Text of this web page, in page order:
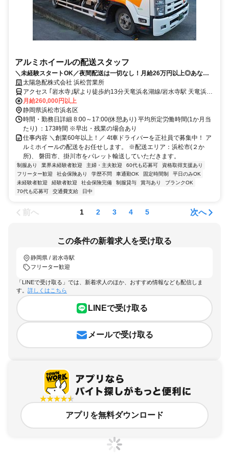
アルミホイールの配送スタッフ
＼未経験スタートOK／夜間配送は一切なし！月給26万円以上◎あなた
の挑戦を応援します！
太陽急配株式会社 浜松営業所
アクセス ｢岩水寺｣駅より徒歩約13分天竜浜名湖線/岩水寺駅 天竜浜名
湖線/宮口駅
月給260,000円以上
静岡県浜松市浜名区
時間・勤務日詳細 8:00～17:00(休憩あり) 平均所定労働時間(1か月当
たり) ：173時間 ※早出・残業の場合あり
仕事内容 ＼創業60年以上！／ 4t車ドライバーを正社員で募集中！ ア
ルミホイールの配送をお任せします。 ※配送エリア：浜松市(２か
所)、 磐田市、掛川市をパレット輸送していただきます。
制服あり 業界未経験者歓迎 主婦・主夫歓迎 60代も応募可
資格取得支援あり
フリーター歓迎
社会保険あり 学歴不問 車通勤OK 固定時間制
平日のみOK
未経験者歓迎
経験者歓迎 社会保険完備 制服貸与 賞与あり
ブランクOK
70代も応募可
交通費支給 日中
前へ 1 2 3 4 5 次へ
この条件の新着求人を受け取る
静岡県 / 岩水寺駅
フリーター歓迎
「LINEで受け取る」では、新着求人のほか、おすすめ情報なども配信しま
す。 詳しくはこちら
LINEで受け取る
メールで受け取る
アプリを無料ダウンロード